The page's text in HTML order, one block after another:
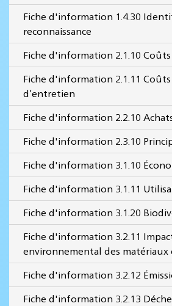
Fiche d'information 1.4.30
reconnaissance
Fiche d'information 2.1.10
Fiche d'information 2.1.11
d’entretien
Fiche d'information 2.2.10
Fiche d'information 2.3.10
Fiche d'information 3.1.10
Fiche d'information 3.1.11
Fiche d'information 3.1.20
Fiche d'information 3.2.11
environnemental des
Fiche d'information 3.2.12
Fiche d'information 3.2.13